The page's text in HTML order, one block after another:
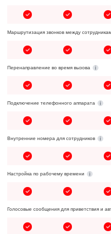
Маршрутизация звонков между
Перенаправление во время вызова
Подключение телефонного аппарата
Внутренние номера для сотрудников
Настройка по рабочему времени
Голосовые сообщения для приветствия и